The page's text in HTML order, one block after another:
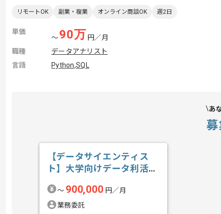
リモートOK 副業・複業 オンライン商談OK 週2日
単価
〜90万 円／月
職種
データアナリスト
言語
Python,SQL
あ
【データサイエンティス
ト】大学向けデータ利活用
〜 900,000 円／月
業務委託